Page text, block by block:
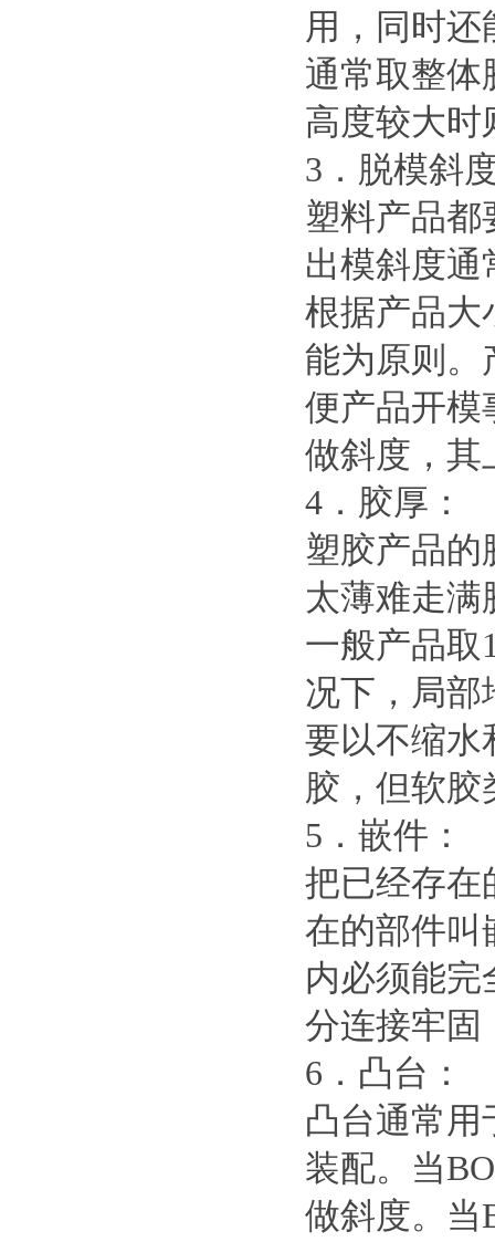
用，同时
通常取整体
高度较大时
3．脱模斜
塑料产品都
出模斜度通
根据产品大
能为原则。
便产品开模
做斜度，其
4．胶厚：
塑胶产品的
太薄难走满
一般产品取
况下，局部
要以不缩水
胶，但软
5．嵌件：
把已经存在
在的部件叫
内必须能完
分连接牢固
6．凸台：
凸台通常用
装配。当
做斜度。当